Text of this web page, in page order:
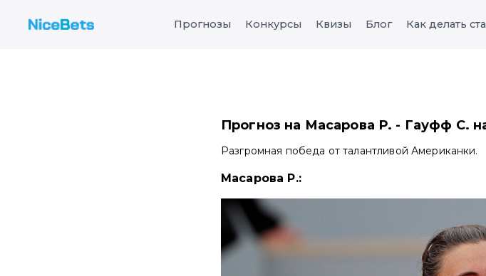
Прогнозы Конкурсы Квизы Блог Как делать
Прогноз на Масарова Р. - Гауфф С.
Разгромная победа от талантливой Американки.
Масарова Р.: